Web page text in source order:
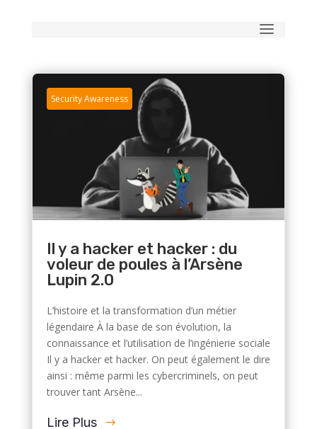
Security Awareness
Il y a hacker et hacker : du
voleur de poules à l’Arsène
Lupin 2.0
L’histoire et la transformation d’un métier
légendaire À la base de son évolution, la
connaissance et l’utilisation de l’ingénierie sociale
Il y a hacker et hacker. On peut également le dire
ainsi : même parmi les cybercriminels, on peut
trouver tant Arsène...
Lire Plus